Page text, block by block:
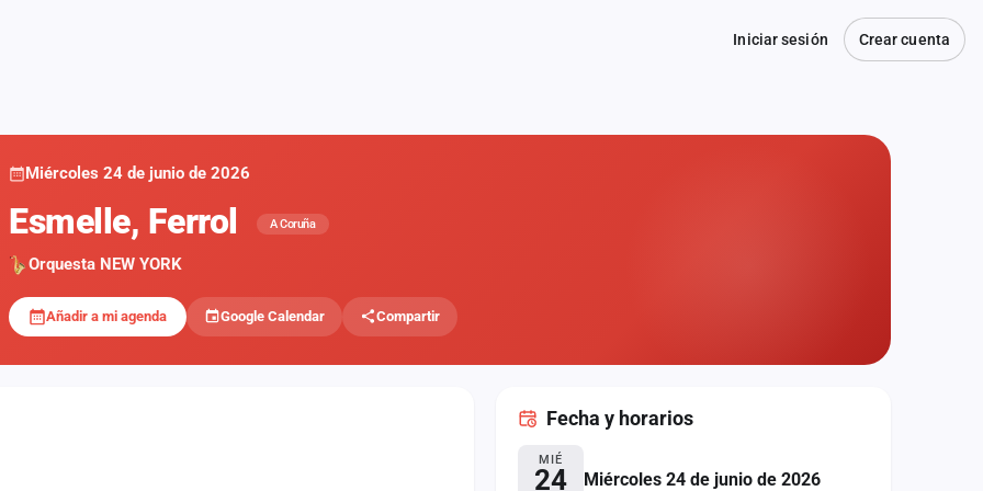
Iniciar sesión Crear cuenta
Miércoles 24 de junio de 2026
Esmelle, Ferrol A Coruña
Orquesta NEW YORK
Añadir a mi agenda Google Calendar Compartir
Fecha y horarios
MIÉ
24 Miércoles 24 de junio de 2026